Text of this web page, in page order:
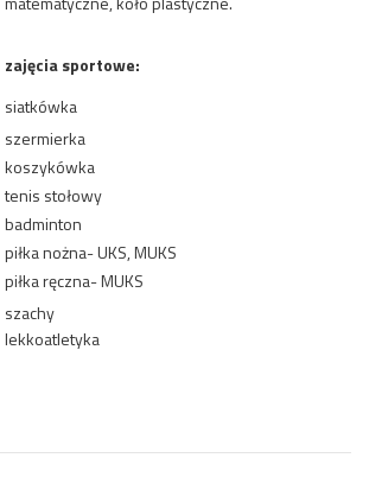
zajęcia sportowe:
siatkówka
szermierka
koszykówka
tenis stołowy
badminton
piłka nożna- UKS, MUKS
piłka ręczna- MUKS
szachy
lekkoatletyka